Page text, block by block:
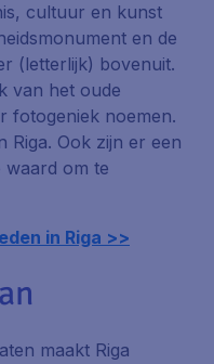
cultuur en kunst
en de
(letterlijk) bovenuit.
van het oude
fotogeniek noemen.
Riga. Ook zijn er een
waard om te
in Riga >>
maakt Riga